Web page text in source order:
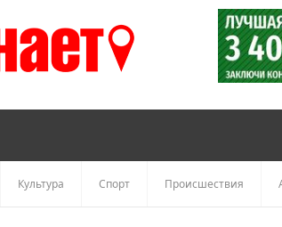
Культура Спорт Происшествия